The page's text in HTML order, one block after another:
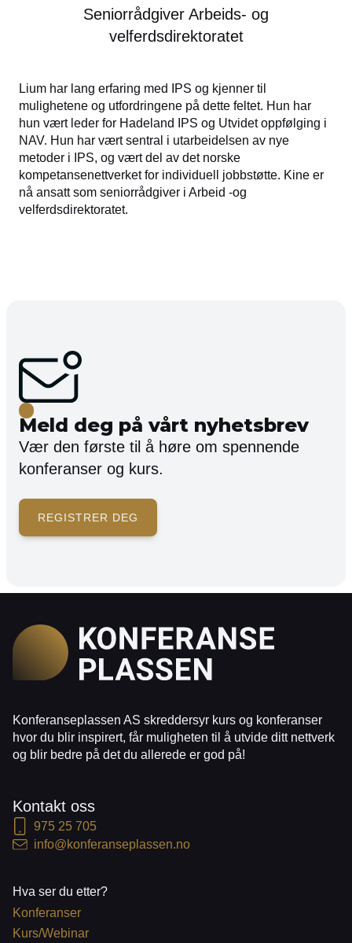
Seniorrådgiver Arbeids- og
velferdsdirektoratet
Lium har lang erfaring med IPS og kjenner til
mulighetene og utfordringene på dette feltet. Hun har
hun vært leder for Hadeland IPS og Utvidet oppfølging i
NAV. Hun har vært sentral i utarbeidelsen av nye
metoder i IPS, og vært del av det norske
kompetansenettverket for individuell jobbstøtte. Kine er
nå ansatt som seniorrådgiver i Arbeid -og
velferdsdirektoratet.
Meld deg på vårt nyhetsbrev
Vær den første til å høre om spennende
konferanser og kurs.
REGISTRER DEG
Konferanseplassen AS skreddersyr kurs og konferanser
hvor du blir inspirert, får muligheten til å utvide ditt nettverk
og blir bedre på det du allerede er god på!
Kontakt oss
975 25 705
info@konferanseplassen.no
Hva ser du etter?
Konferanser
Kurs/Webinar